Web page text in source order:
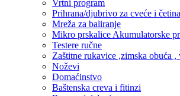
Vrtni program
Prihrana/djubrivo za cveće i
Mreža za baliranje
Mikro prskalice Akumulatorske
Testere ručne
Zaštitne rukavice ,zimska obuća
Noževi
Domaćinstvo
Baštenska creva i fitinzi